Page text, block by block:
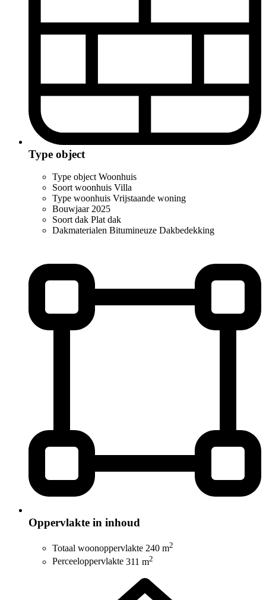
Type object
Type object Woonhuis
Soort woonhuis Villa
Type woonhuis Vrijstaande woning
Bouwjaar 2025
Soort dak Plat dak
Dakmaterialen Bitumineuze Dakbedekking
Oppervlakte in inhoud
Totaal woonoppervlakte 240 m2
Perceeloppervlakte 311 m2